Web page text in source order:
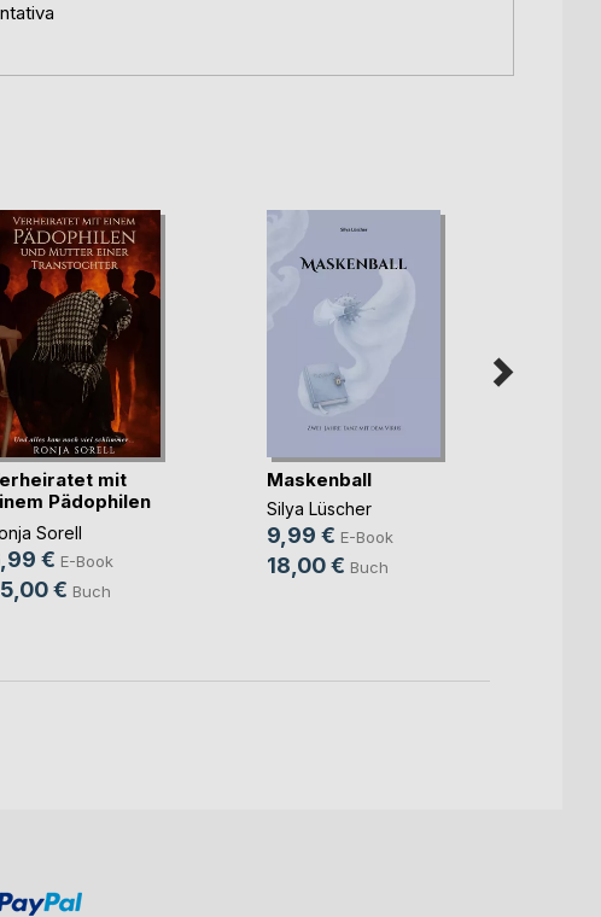
mit
Pädophilen
Sorell
€ E-Book
€ Buch
Maskenball
Silya Lüscher
9,99 € E-Book
18,00 € Buch